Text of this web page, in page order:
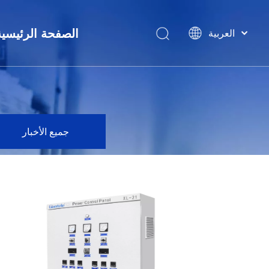
المفاتيح الكهربائية
مفاتيح
الصفحة العربية
ไทย
Pусский
جميع الأخبار